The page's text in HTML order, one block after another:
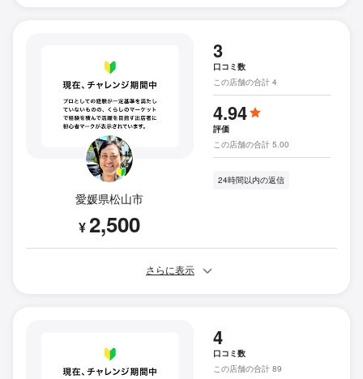
愛媛県松山市
¥2,500
3
口コミ数
この店舗の合計 4
4.94
評価
この店舗の合計 5.00
24時間以内の返信
さらに表示
4
口コミ数
この店舗の合計 89